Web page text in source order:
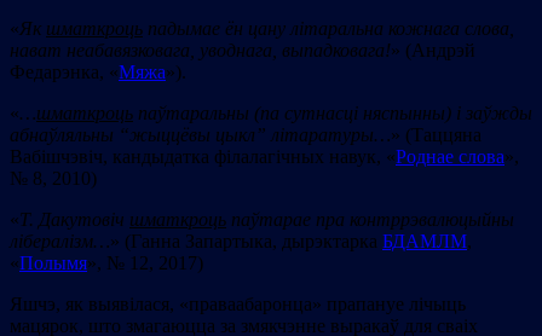
«Як шматкроць падымае ён цану літаральна кожнага слова,
нават неабавязковага, уводнага, выпадковага!» (Андрэй
Федарэнка, «Мяжа»).
«…шматкроць паўтаральны (па сутнасці няспынны) і заўжды
абнаўляльны “жыццёвы цыкл” літаратуры…» (Таццяна
Вабішчэвіч, кандыдатка філалагічных навук, «Роднае слова»,
№ 8, 2010)
«Т. Дакутовіч шматкроць паўтарае пра контррэвалюцыйны
лібералізм…» (Ганна Запартыка, дырэктарка БДАМЛМ,
«Полымя», № 12, 2017)
Яшчэ, як выявілася, «праваабаронца» прапануе лічыць
мацярок, што змагаюцца за змякчэнне выракаў для сваіх